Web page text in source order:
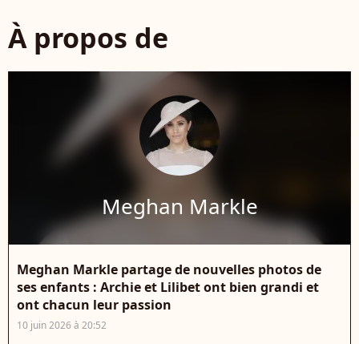
À propos de
Meghan Markle
Meghan Markle partage de nouvelles photos de
ses enfants : Archie et Lilibet ont bien grandi et
ont chacun leur passion
10 juin 2026 à 20:52